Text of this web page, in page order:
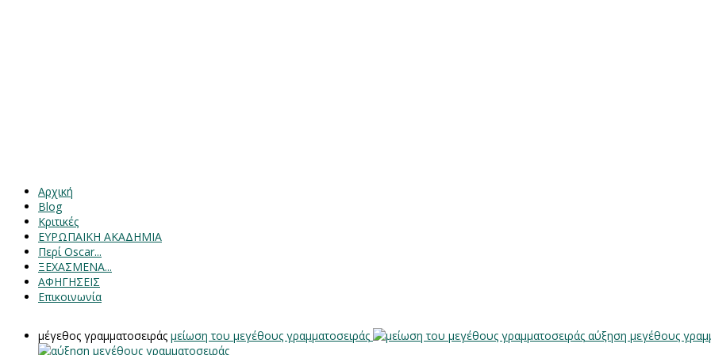
Αρχική
Blog
Κριτικές
ΕΥΡΩΠΑΙΚΗ ΑΚΑΔΗΜΙΑ
Περί Oscar...
ΞΕΧΑΣΜΕΝΑ...
ΑΦΗΓΗΣΕΙΣ
Επικοινωνία
μέγεθος γραμματοσειράς μείωση του μεγέθους γραμματοσειράς
αύξηση μεγέθους